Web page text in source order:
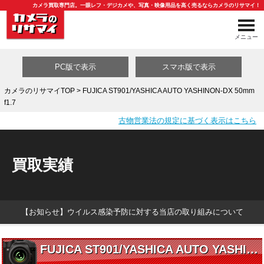
カメラ買取専門店。一眼レフ・デジカメや、写真・映像用品を高く売るならカメラのリサマイ！
メニュー
PC版で表示 スマホ版で表示
カメラのリサマイTOP> FUJICA ST901/YASHICA AUTO YASHINON-DX 50mm
f1.7
古物営業法の規定に基づく表示はこちら
買取実績
【お知らせ】ウイルス感染予防に対する当店の取り組みについて
FUJICA ST901/YASHICA AUTO YASHINON-DX 50mm f1.7